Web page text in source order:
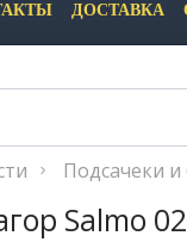
ДОСТАВКА
Подсачеки и
Salmo 02